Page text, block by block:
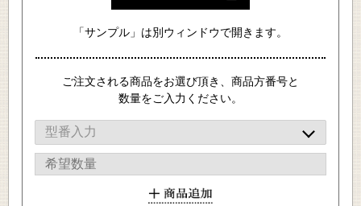
「サンプル」は別ウィンドウで開きます。
ご注文される商品をお選び頂き、商品方番号と
数量をご入力ください。